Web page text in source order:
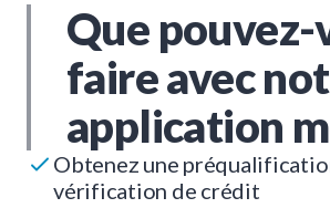
Que pouvez-
faire avec
application
Obtenez une
vérification de crédit